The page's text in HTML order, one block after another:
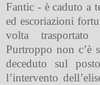
Fantic - è caduto a
ed escoriazioni
volta trasportato
Purtroppo non c’è
deceduto sul
l’intervento